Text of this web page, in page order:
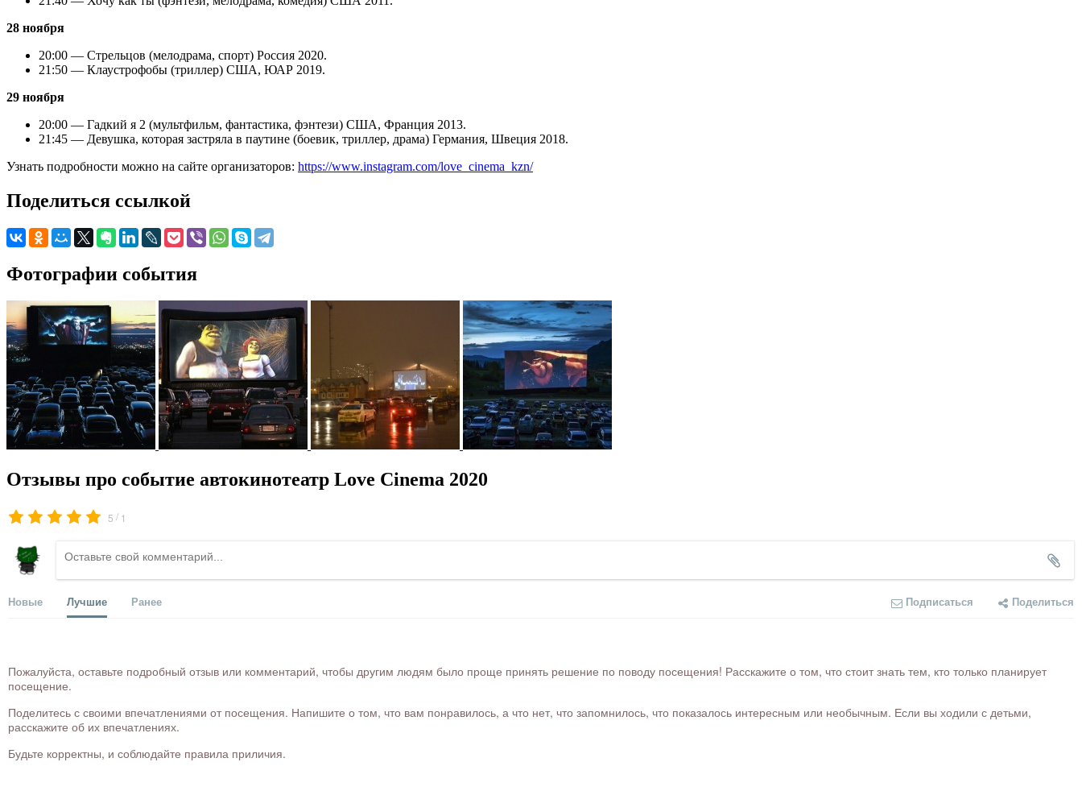
28 ноября
20:00 — Стрельцов (мелодрама, спорт) Россия 2020.
21:50 — Клаустрофобы (триллер) США, ЮАР 2019.
29 ноября
20:00 — Гадкий я 2 (мультфильм, фантастика, фэнтези) США, Франция 2013.
21:45 — Девушка, которая застряла в паутине (боевик, триллер, драма) Германия, Швеция 2018.
Узнать подробности можно на сайте организаторов: https://www.instagram.com/love_cinema_kzn/
Поделиться ссылкой
Фотографии события
Отзывы про событие автокинотеатр Love Cinema 2020
5 / 1
Новые Лучшие Ранее Подписаться Поделиться
Пожалуйста, оставьте подробный отзыв или комментарий, чтобы другим людям было проще принять решение по поводу посещения! Расскажите о том, что стоит знать тем, кто только планирует
посещение.
Поделитесь с своими впечатлениями от посещения. Напишите о том, что вам понравилось, а что нет, что запомнилось, что показалось интересным или необычным. Если вы ходили с детьми,
расскажите об их впечатлениях.
Будьте корректны, и соблюдайте правила приличия.